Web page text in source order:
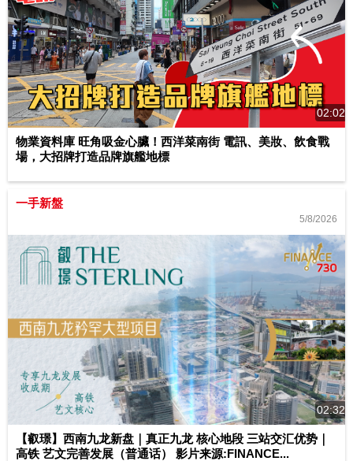
02:02
物業資料庫 旺角吸金心臟！西洋菜南街 電訊、美妝、飲食戰
場，大招牌打造品牌旗艦地標
一手新盤
5/8/2026
02:32
【叡璟】西南九龙新盘｜真正九龙 核心地段 三站交汇优势｜
高铁 艺文完善发展（普通话） 影片来源:FINANCE...